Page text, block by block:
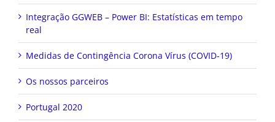
Integração GGWEB – Power BI: Estatísticas em tempo
real
Medidas de Contingência Corona Vírus (COVID-19)
Os nossos parceiros
Portugal 2020